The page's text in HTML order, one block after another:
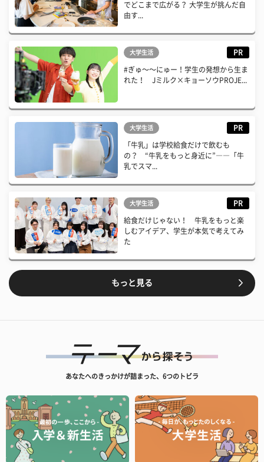
でどこまで広がる？ 大学生が挑んだ自
由す...
大学生活 PR
#ぎゅ〜〜にゅー！学生の発想から生ま
れた！ Jミルク×キョーソウPROJE...
大学生活 PR
「牛乳」は学校給食だけで飲むも
の？ “牛乳をもっと身近に”――「牛
乳でスマ...
大学生活 PR
給食だけじゃない！ 牛乳をもっと楽
しむアイデア、学生が本気で考えてみ
た
もっと見る
あなたへのきっかけが詰まった、6つのトビラ